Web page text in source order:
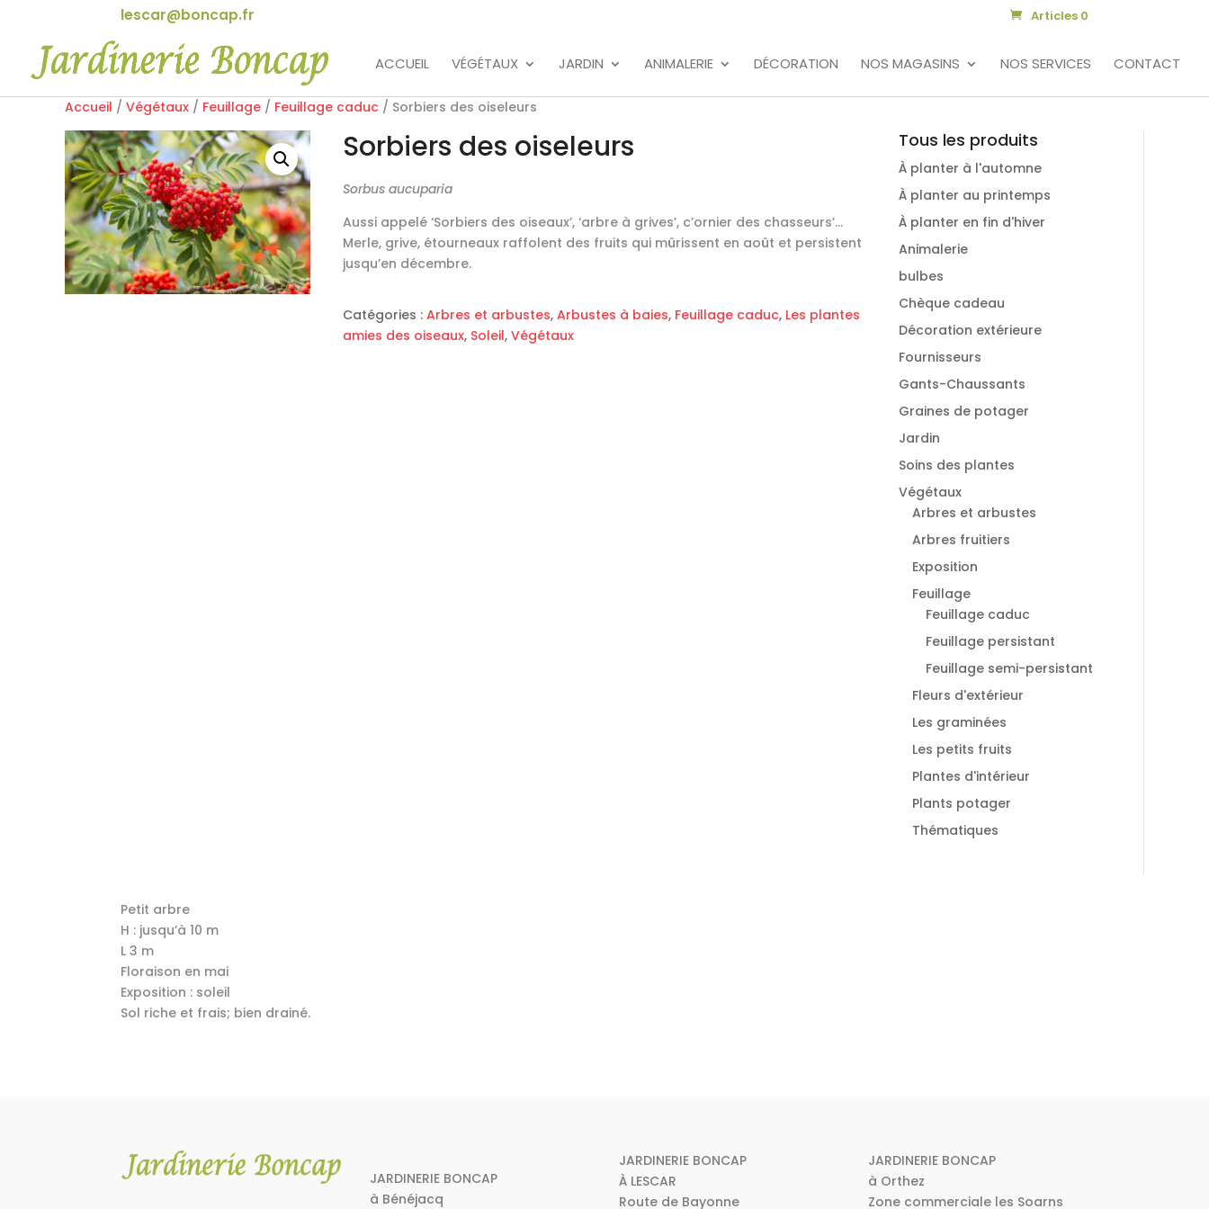
lescar@boncap.fr Articles 0
ACCUEIL VÉGÉTAUX JARDIN ANIMALERIE DÉCORATION NOS MAGASINS NOS SERVICES CONTACT
Accueil / Végétaux / Feuillage / Feuillage caduc / Sorbiers des oiseleurs
Sorbiers des oiseleurs
Sorbus aucuparia
Aussi appelé ‘Sorbiers des oiseaux’, ‘arbre à grives’, c’ornier des chasseurs’…
Merle, grive, étourneaux raffolent des fruits qui mûrissent en août et persistent
jusqu’en décembre.
Catégories : Arbres et arbustes, Arbustes à baies, Feuillage caduc, Les plantes
amies des oiseaux, Soleil, Végétaux
Tous les produits
À planter à l'automne
À planter au printemps
À planter en fin d'hiver
Animalerie
bulbes
Chèque cadeau
Décoration extérieure
Fournisseurs
Gants-Chaussants
Graines de potager
Jardin
Soins des plantes
Végétaux
Arbres et arbustes
Arbres fruitiers
Exposition
Feuillage
Feuillage caduc
Feuillage persistant
Feuillage semi-persistant
Fleurs d'extérieur
Les graminées
Les petits fruits
Plantes d'intérieur
Plants potager
Thématiques
Petit arbre
H : jusqu’à 10 m
L 3 m
Floraison en mai
Exposition : soleil
Sol riche et frais; bien drainé.
JARDINERIE BONCAP
à Bénéjacq
JARDINERIE BONCAP
À LESCAR
Route de Bayonne
JARDINERIE BONCAP
à Orthez
Zone commerciale les Soarns